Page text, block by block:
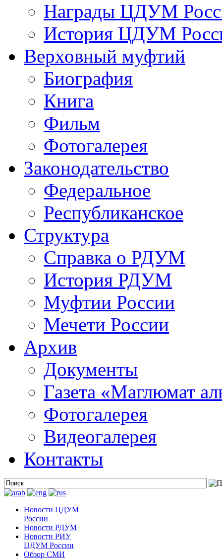
Награды ЦДУМ
История ЦДУМ
Верховный муфтий
Биография
Книга
Фильм
Фотогалерея
Законодательство
Федеральное
Республиканское
Структура
Справка о РДУМ
История РДУМ
Муфтии России
Мечети России
Архив
Документы
Газета «Маглюмат
Фотогалерея
Видеогалерея
Контакты
Новости ЦДУМ
России
Новости РДУМ
Новости РИУ
ЦДУМ России
Обзор СМИ